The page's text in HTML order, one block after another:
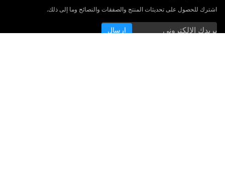
اشترك للحصول على تحديثات المنتج والصفقات والنصائح وما إلى ذلك.
إرسال